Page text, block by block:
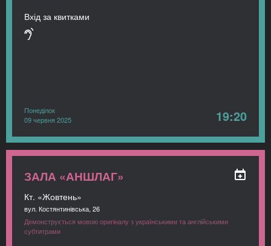
Вхід за квитками
Понеділок
09 червня 2025
19:20
ЗАЛА «АНШЛАГ»
Кт. «Жовтень»
вул. Костянтинівська, 26
Демонструється мовою оригіналу з українськими та англійськими
субтитрами